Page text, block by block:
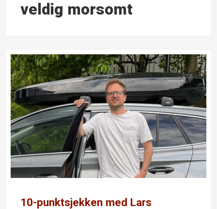
veldig morsomt
10-punktsjekken med Lars